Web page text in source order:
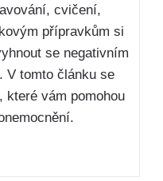
cvičení,
přípravkům si
se negativním
V tomto článku se
které vám pomohou